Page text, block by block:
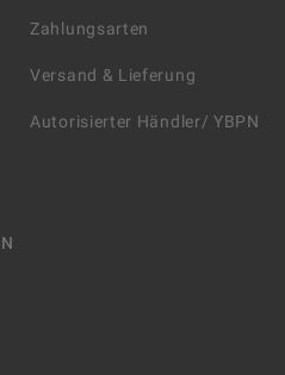
Zahlungsarten
Versand & Lieferung
Autorisierter Händler/ YBPN